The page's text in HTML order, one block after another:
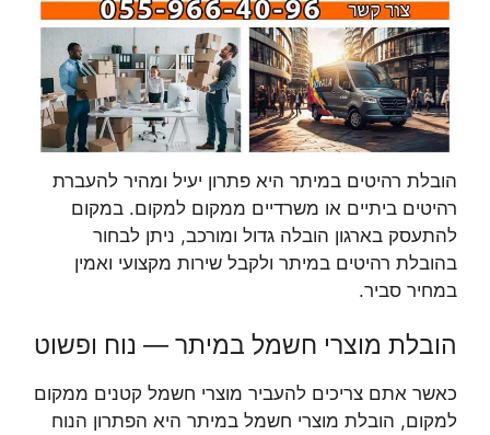
הובלת רהיטים במיתר היא פתרון יעיל ומהיר להעברת
רהיטים ביתיים או משרדיים ממקום למקום. במקום
להתעסק בארגון הובלה גדול ומורכב, ניתן לבחור
בהובלת רהיטים במיתר ולקבל שירות מקצועי ואמין
במחיר סביר.
הובלת מוצרי חשמל במיתר — נוח ופשוט
כאשר אתם צריכים להעביר מוצרי חשמל קטנים ממקום
למקום, הובלת מוצרי חשמל במיתר היא הפתרון הנוח